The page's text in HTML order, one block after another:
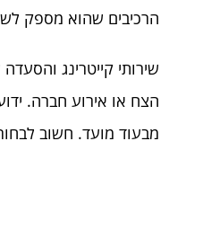
הרכיבים שהוא מספק
שירותי קייטרינג
הצח או אירוע חברה. ידוע
מבעוד מועד. חשוב